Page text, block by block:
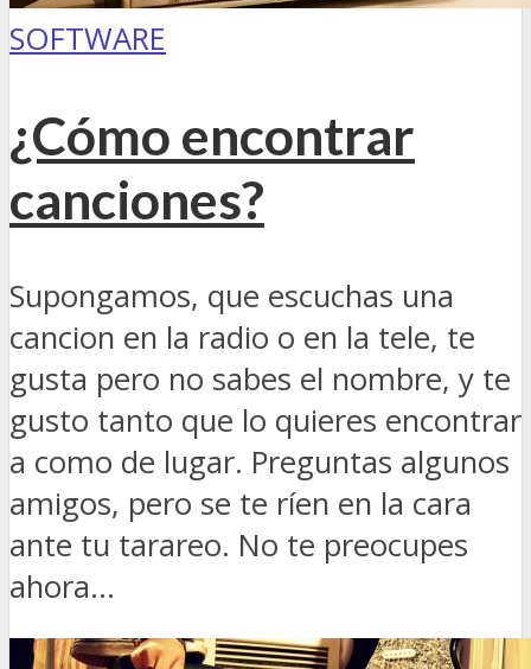
SOFTWARE
¿Cómo encontrar
canciones?
Supongamos, que escuchas una
cancion en la radio o en la tele, te
gusta pero no sabes el nombre, y te
gusto tanto que lo quieres encontrar
a como de lugar. Preguntas algunos
amigos, pero se te ríen en la cara
ante tu tarareo. No te preocupes
ahora...